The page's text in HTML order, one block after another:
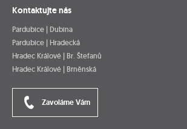
Kontaktujte nás
Pardubice | Dubina
Pardubice | Hradecká
Hradec Králové | Br. Štefanů
Hradec Králové | Brněnská
Zavoláme Vám